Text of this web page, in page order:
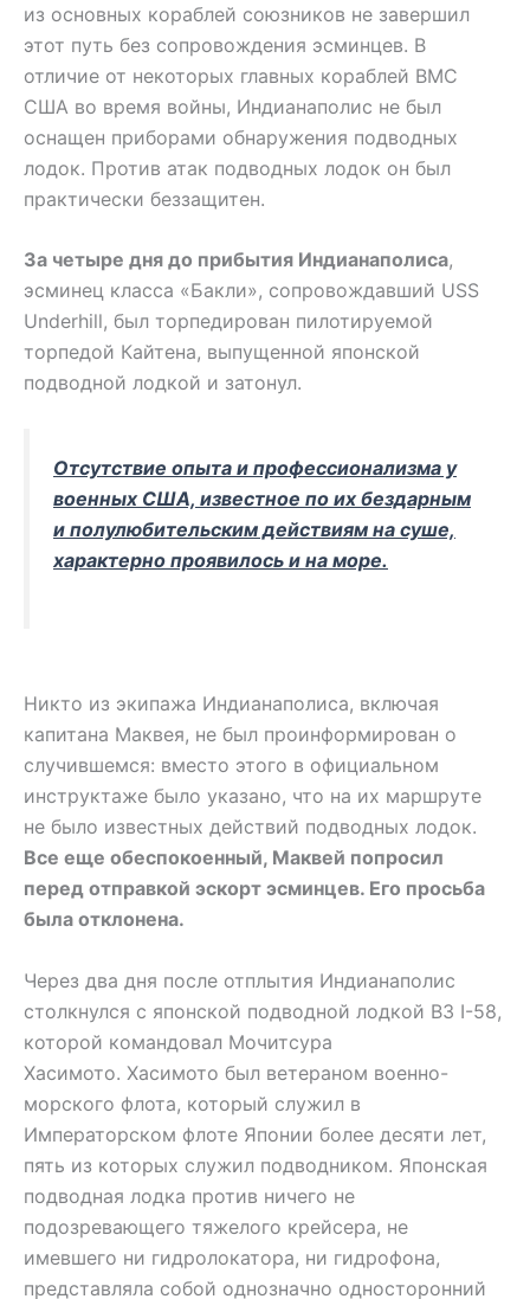
из основных кораблей союзников не завершил
этот путь без сопровождения эсминцев. В
отличие от некоторых главных кораблей ВМС
США во время войны, Индианаполис не был
оснащен приборами обнаружения подводных
лодок. Против атак подводных лодок он был
практически беззащитен.
За четыре дня до прибытия Индианаполиса,
эсминец класса «Бакли», сопровождавший USS
Underhill, был торпедирован пилотируемой
торпедой Кайтена, выпущенной японской
подводной лодкой и затонул.
Отсутствие опыта и профессионализма у
военных США, известное по их бездарным
и полулюбительским действиям на суше,
характерно проявилось и на море.
Никто из экипажа Индианаполиса, включая
капитана Маквея, не был проинформирован о
случившемся: вместо этого в официальном
инструктаже было указано, что на их маршруте
не было известных действий подводных лодок.
Все еще обеспокоенный, Маквей попросил
перед отправкой эскорт эсминцев. Его просьба
была отклонена.
Через два дня после отплытия Индианаполис
столкнулся с японской подводной лодкой B3 I-58,
которой командовал Мочитсура
Хасимото. Хасимото был ветераном военно-
морского флота, который служил в
Императорском флоте Японии более десяти лет,
пять из которых служил подводником. Японская
подводная лодка против ничего не
подозревающего тяжелого крейсера, не
имевшего ни гидролокатора, ни гидрофона,
представляла собой однозначно односторонний